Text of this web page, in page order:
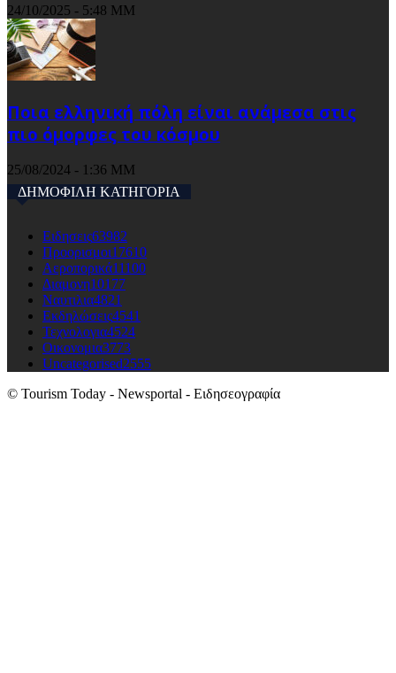
24/10/2025 - 5:48 ΜΜ
Ποια ελληνική πόλη είναι ανάμεσα στις
πιο όμορφες του κόσμου
25/08/2024 - 1:36 ΜΜ
ΔΗΜΟΦΙΛΗ ΚΑΤΗΓΟΡΙΑ
Ειδησεις63982
Προορισμοι17610
Αεροπορικά11100
Διαμονη10177
Ναυτιλια4821
Εκδηλώσεις4541
Τεχνολογια4524
Οικονομια3773
Uncategorised2555
© Tourism Today - Newsportal - Ειδησεογραφία